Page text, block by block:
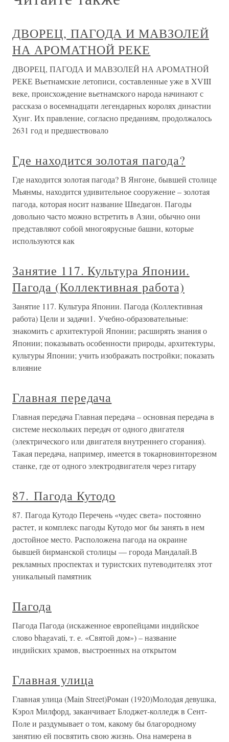
ДВОРЕЦ, ПАГОДА И МАВЗОЛЕЙ
НА АРОМАТНОЙ РЕКЕ
ДВОРЕЦ, ПАГОДА И МАВЗОЛЕЙ НА АРОМАТНОЙ
РЕКЕ Вьетнамские летописи, составленные уже в XVIII
веке, происхождение вьетнамского народа начинают с
рассказа о восемнадцати легендарных королях династии
Хунг. Их правление, согласно преданиям, продолжалось
2631 год и предшествовало
Где находится золотая пагода?
Где находится золотая пагода? В Янгоне, бывшей столице
Мьянмы, находится удивительное сооружение – золотая
пагода, которая носит название Шведагон. Пагоды
довольно часто можно встретить в Азии, обычно они
представляют собой многоярусные башни, которые
используются как
Занятие 117. Культура Японии.
Пагода (Коллективная работа)
Занятие 117. Культура Японии. Пагода (Коллективная
работа) Цели и задачи1. Учебно-образовательные:
знакомить с архитектурой Японии; расширять знания о
Японии; показывать особенности природы, архитектуры,
культуры Японии; учить изображать постройки; показать
влияние
Главная передача
Главная передача Главная передача – основная передача в
системе нескольких передач от одного двигателя
(электрического или двигателя внутреннего сгорания).
Такая передача, например, имеется в токарновинторезном
станке, где от одного электродвигателя через гитару
87. Пагода Кутодо
87. Пагода Кутодо Перечень «чудес света» постоянно
растет, и комплекс пагоды Кутодо мог бы занять в нем
достойное место. Расположена пагода на окраине
бывшей бирманской столицы — города Мандалай.В
рекламных проспектах и туристских путеводителях этот
уникальный памятник
Пагода
Пагода Пагода (искаженное европейцами индийское
слово bhagavati, т. е. «Святой дом») – название
индийских храмов, выстроенных на открытом
Главная улица
Главная улица (Main Street)Роман (1920)Молодая девушка,
Кэрол Милфорд, заканчивает Блоджет-колледж в Сент-
Поле и раздумывает о том, какому бы благородному
занятию ей посвятить свою жизнь. Она намерена в